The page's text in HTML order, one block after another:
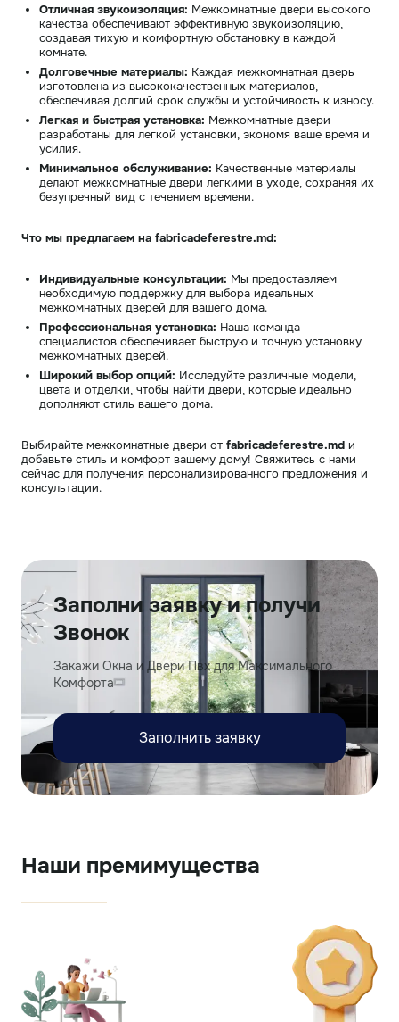
Отличная звукоизоляция: Межкомнатные двери высокого
качества обеспечивают эффективную звукоизоляцию,
создавая тихую и комфортную обстановку в каждой
комнате.
Долговечные материалы: Каждая межкомнатная дверь
изготовлена из высококачественных материалов,
обеспечивая долгий срок службы и устойчивость к износу.
Легкая и быстрая установка: Межкомнатные двери
разработаны для легкой установки, экономя ваше время и
усилия.
Минимальное обслуживание: Качественные материалы
делают межкомнатные двери легкими в уходе, сохраняя их
безупречный вид с течением времени.
Что мы предлагаем на fabricadeferestre.md:
Индивидуальные консультации: Мы предоставляем
необходимую поддержку для выбора идеальных
межкомнатных дверей для вашего дома.
Профессиональная установка: Наша команда
специалистов обеспечивает быструю и точную установку
межкомнатных дверей.
Широкий выбор опций: Исследуйте различные модели,
цвета и отделки, чтобы найти двери, которые идеально
дополняют стиль вашего дома.
Выбирайте межкомнатные двери от fabricadeferestre.md и
добавьте стиль и комфорт вашему дому! Свяжитесь с нами
сейчас для получения персонализированного предложения и
консультации.
Заполни заявку и получи
Звонок
Закажи Окна и Двери Пвх для Максимального
Комфорта
Заполнить заявку
Наши премимущества